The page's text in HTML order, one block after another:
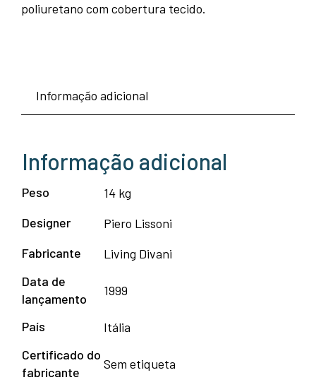
poliuretano com cobertura tecido.
Informação adicional
Informação adicional
Peso
14 kg
Designer
Piero Lissoni
Fabricante
Living Divani
Data de
lançamento
1999
País
Itália
Certificado do
fabricante
Sem etiqueta